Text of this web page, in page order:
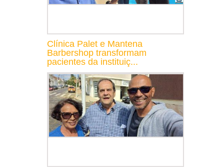
Clínica Palet e Mantena
Barbershop transformam
pacientes da instituiç...